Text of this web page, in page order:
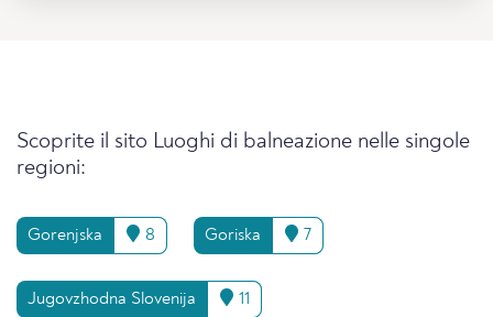
Scoprite il sito Luoghi di balneazione nelle singole
regioni:
Gorenjska 8 Goriska 7
Jugovzhodna Slovenija 11